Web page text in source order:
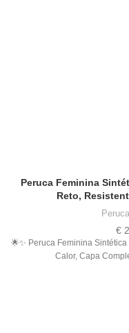
Peruca Feminina
Reto,
€
🌟✨ Peruca Feminina
Calor, Capa